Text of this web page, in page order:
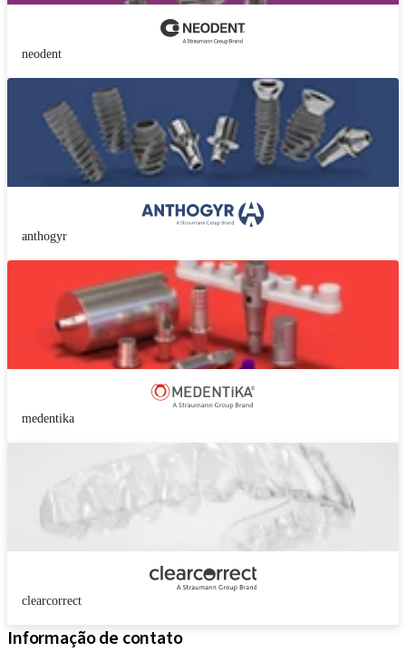
neodent
anthogyr
medentika
clearcorrect
Informação de contato